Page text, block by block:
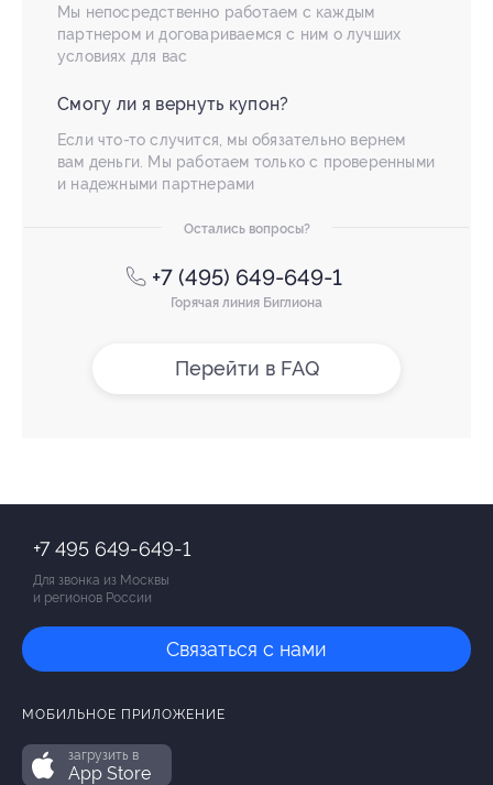
Мы непосредственно работаем с каждым
партнером и договариваемся с ним о лучших
условиях для вас
Смогу ли я вернуть купон?
Если что-то случится, мы обязательно вернем
вам деньги. Мы работаем только с проверенными
и надежными партнерами
Остались вопросы?
+7 (495) 649-649-1
Горячая линия Биглиона
Перейти в FAQ
+7 495 649-649-1
Для звонка из Москвы
и регионов России
Связаться с нами
МОБИЛЬНОЕ ПРИЛОЖЕНИЕ
загрузить в
App Store